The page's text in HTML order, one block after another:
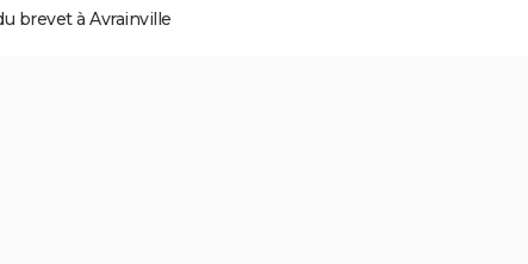
brevet à Avrainville